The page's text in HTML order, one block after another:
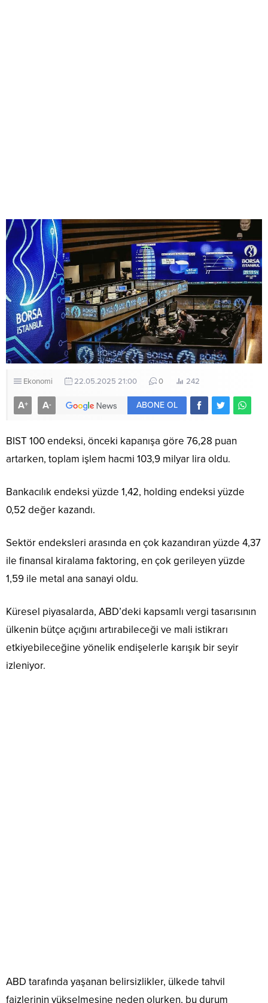
Ekonomi 22.05.2025 21:00 0 242
A+ A- ABONE OL
BIST 100 endeksi, önceki kapanışa göre 76,28 puan
artarken, toplam işlem hacmi 103,9 milyar lira oldu.
Bankacılık endeksi yüzde 1,42, holding endeksi yüzde
0,52 değer kazandı.
Sektör endeksleri arasında en çok kazandıran yüzde 4,37
ile finansal kiralama faktoring, en çok gerileyen yüzde
1,59 ile metal ana sanayi oldu.
Küresel piyasalarda, ABD’deki kapsamlı vergi tasarısının
ülkenin bütçe açığını artırabileceği ve mali istikrarı
etkiyebileceğine yönelik endişelerle karışık bir seyir
izleniyor.
ABD tarafında yaşanan belirsizlikler, ülkede tahvil
faizlerinin yükselmesine neden olurken, bu durum